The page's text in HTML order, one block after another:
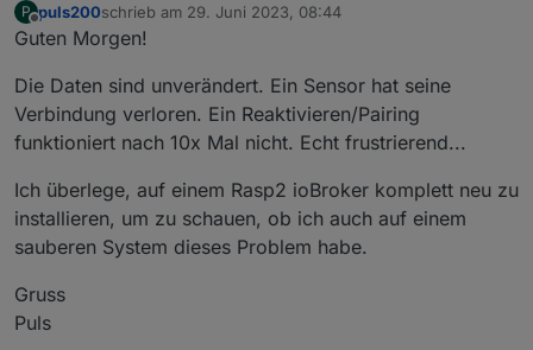
Habe nun 2 von 4 Sensoren über ZHA (Skyconnect) in
Homeassistant integriert.
ausgeblendet, hier die Situation direkt nach dem
Pairen:
Die bislang gesammelten Daten erscheinen plausibel:
P
Offline
puls200schrieb am 29. Juni 2023, 08:44
zuletzt editiert von
Guten Morgen!
Die Daten sind unverändert. Ein Sensor hat seine
Verbindung verloren. Ein Reaktivieren/Pairing
funktioniert nach 10x Mal nicht. Echt frustrierend...
Ich überlege, auf einem Rasp2 ioBroker komplett neu zu
installieren, um zu schauen, ob ich auch auf einem
sauberen System dieses Problem habe.
Gruss
Puls